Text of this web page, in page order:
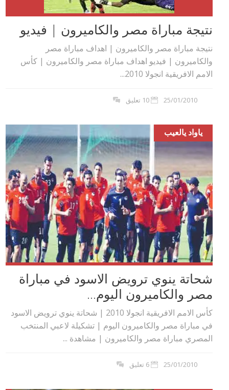
نتيجة مباراة مصر والكاميرون | فيديو
نتيجة مباراة مصر والكاميرون | اهداف مباراة مصر
والكاميرون | فيديو اهداف مباراة مصر والكاميرون | كأس
الامم الافريقية انجولا 2010...
25/01/2010 10 تعليق
ياواد يالعيب
شحاتة ينوي ترويض الاسود في مباراة
مصر والكاميرون اليوم...
كأس الامم الافريقية انجولا 2010 | شحاتة ينوي ترويض الاسود
في مباراة مصر والكاميرون اليوم | تشكيلة لاعبي المنتخب
المصري مباراة مصر والكاميرون | مشاهدة ...
25/01/2010 6 تعليق